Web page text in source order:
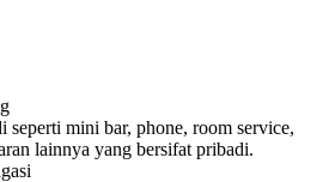
seperti mini bar, phone, room service,
lainnya yang bersifat pribadi.